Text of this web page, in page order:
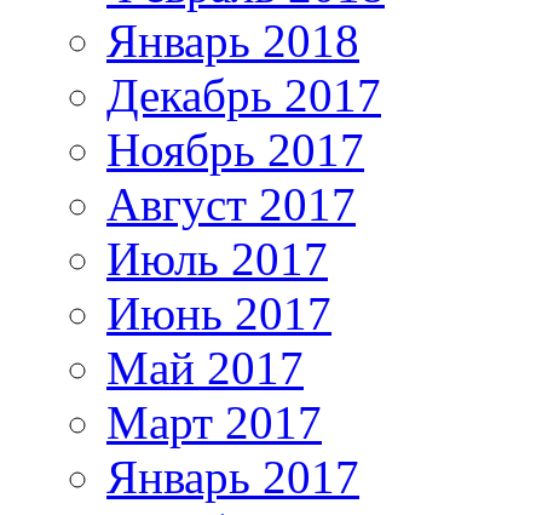
Январь 2018
Декабрь 2017
Ноябрь 2017
Август 2017
Июль 2017
Июнь 2017
Май 2017
Март 2017
Январь 2017